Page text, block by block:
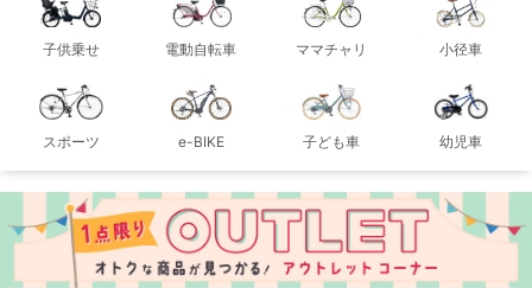
子供乗せ 電動自転車 ママチャリ 小径車
スポーツ e-BIKE 子ども車 幼児車